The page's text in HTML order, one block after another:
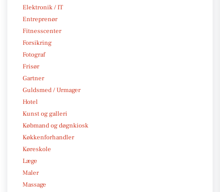
Elektronik / IT
Entreprenør
Fitnesscenter
Forsikring
Fotograf
Frisør
Gartner
Guldsmed / Urmager
Hotel
Kunst og galleri
Købmand og døgnkiosk
Køkkenforhandler
Køreskole
Læge
Maler
Massage